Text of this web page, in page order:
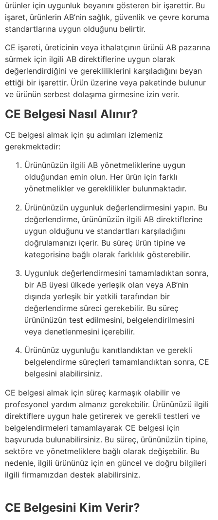
ürünler için uygunluk beyanını gösteren bir işarettir. Bu
işaret, ürünlerin AB’nin sağlık, güvenlik ve çevre koruma
standartlarına uygun olduğunu belirtir.
CE işareti, üreticinin veya ithalatçının ürünü AB pazarına
sürmek için ilgili AB direktiflerine uygun olarak
değerlendirdiğini ve gerekliliklerini karşıladığını beyan
ettiği bir işarettir. Ürün üzerine veya paketinde bulunur
ve ürünün serbest dolaşıma girmesine izin verir.
CE Belgesi Nasıl Alınır?
CE belgesi almak için şu adımları izlemeniz
gerekmektedir:
Ürününüzün ilgili AB yönetmeliklerine uygun
olduğundan emin olun. Her ürün için farklı
yönetmelikler ve gereklilikler bulunmaktadır.
Ürününüzün uygunluk değerlendirmesini yapın. Bu
değerlendirme, ürününüzün ilgili AB direktiflerine
uygun olduğunu ve standartları karşıladığını
doğrulamanızı içerir. Bu süreç ürün tipine ve
kategorisine bağlı olarak farklılık gösterebilir.
Uygunluk değerlendirmesini tamamladıktan sonra,
bir AB üyesi ülkede yerleşik olan veya AB’nin
dışında yerleşik bir yetkili tarafından bir
değerlendirme süreci gerekebilir. Bu süreç
ürününüzün test edilmesini, belgelendirilmesini
veya denetlenmesini içerebilir.
Ürününüz uygunluğu kanıtlandıktan ve gerekli
belgelendirme süreçleri tamamlandıktan sonra, CE
belgesini alabilirsiniz.
CE belgesi almak için süreç karmaşık olabilir ve
profesyonel yardım almanız gerekebilir. Ürününüzü ilgili
direktiflere uygun hale getirerek ve gerekli testleri ve
belgelendirmeleri tamamlayarak CE belgesi için
başvuruda bulunabilirsiniz. Bu süreç, ürününüzün tipine,
sektöre ve yönetmeliklere bağlı olarak değişebilir. Bu
nedenle, ilgili ürününüz için en güncel ve doğru bilgileri
ilgili firmamızdan destek alabilirsiniz.
CE Belgesini Kim Verir?